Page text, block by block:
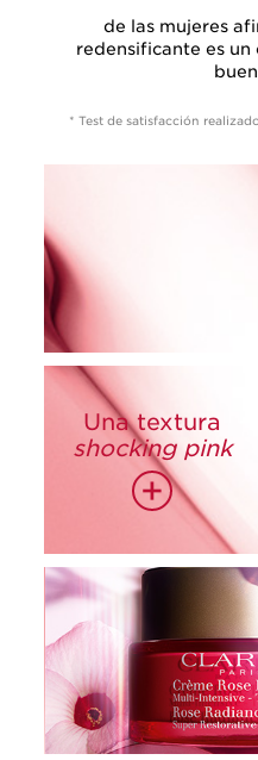
de las mujeres
redensificante es
* Test de satisfacción
Una textura
shocking pink
+
85%*
87%*